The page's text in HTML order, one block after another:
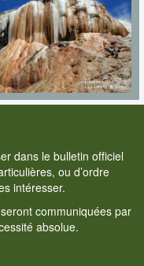
dans le bulletin officiel
ou d’ordre
intéresser.
communiquées par
absolue.